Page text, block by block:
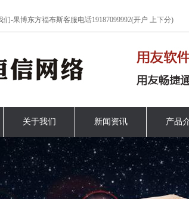
-果博东方福布斯客服电话19187099992(开户 上下分)
关于我们 新闻资讯 产品